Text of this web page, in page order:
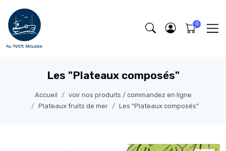
Les "Plateaux composés"
Accueil
voir nos produits / commandez en ligne
Plateaux fruits de mer
Les "Plateaux composés"